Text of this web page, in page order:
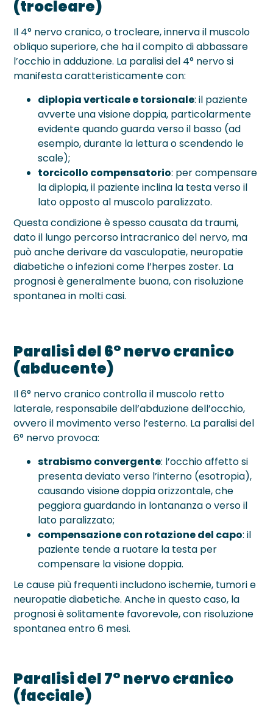
(trocleare)
Il 4° nervo cranico, o trocleare, innerva il muscolo
obliquo superiore, che ha il compito di abbassare
l’occhio in adduzione. La paralisi del 4° nervo si
manifesta caratteristicamente con:
diplopia verticale e torsionale: il paziente
avverte una visione doppia, particolarmente
evidente quando guarda verso il basso (ad
esempio, durante la lettura o scendendo le
scale);
torcicollo compensatorio: per compensare
la diplopia, il paziente inclina la testa verso il
lato opposto al muscolo paralizzato.
Questa condizione è spesso causata da traumi,
dato il lungo percorso intracranico del nervo, ma
può anche derivare da vasculopatie, neuropatie
diabetiche o infezioni come l’herpes zoster. La
prognosi è generalmente buona, con risoluzione
spontanea in molti casi.
Paralisi del 6° nervo cranico
(abducente)
Il 6° nervo cranico controlla il muscolo retto
laterale, responsabile dell’abduzione dell’occhio,
ovvero il movimento verso l’esterno. La paralisi del
6° nervo provoca:
strabismo convergente: l’occhio affetto si
presenta deviato verso l’interno (esotropia),
causando visione doppia orizzontale, che
peggiora guardando in lontananza o verso il
lato paralizzato;
compensazione con rotazione del capo: il
paziente tende a ruotare la testa per
compensare la visione doppia.
Le cause più frequenti includono ischemie, tumori e
neuropatie diabetiche. Anche in questo caso, la
prognosi è solitamente favorevole, con risoluzione
spontanea entro 6 mesi.
Paralisi del 7° nervo cranico
(facciale)